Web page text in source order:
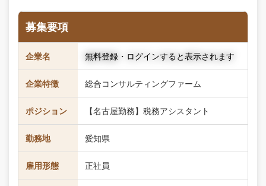
募集要項
企業名 無料登録・ログインすると表示されます
企業特徴 総合コンサルティングファーム
ポジション 【名古屋勤務】税務アシスタント
勤務地 愛知県
雇用形態 正社員